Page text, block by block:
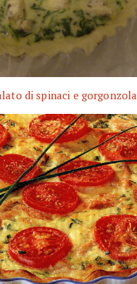
di spinaci e gorgonzola